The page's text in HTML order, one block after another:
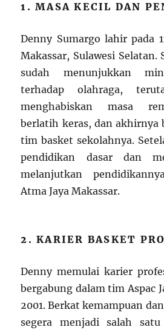
1. MASA KECIL DAN
Denny Sumargo lahir pada
Makassar, Sulawesi Selatan.
sudah menunjukkan
terhadap olahraga,
menghabiskan masa
berlatih keras, dan akhirnya
tim basket sekolahnya.
pendidikan dasar dan
melanjutkan
Atma Jaya Makassar.
2. KARIER BASKET
Denny memulai karier
bergabung dalam tim Aspac
2001. Berkat kemampuan
segera menjadi salah